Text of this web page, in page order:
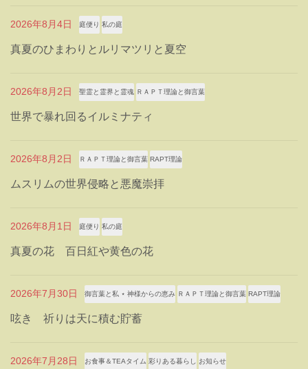
2026年8月4日 庭便り 私の庭
真夏のひまわりとルリマツリと夏空
2026年8月2日 聖霊と霊界と霊魂 ＲＡＰＴ理論と御言葉
世界で暴れ回るイルミナティ
2026年8月2日 ＲＡＰＴ理論と御言葉 RAPT理論
ムスリムの世界侵略と悪魔崇拝
2026年8月1日 庭便り 私の庭
真夏の花 百日紅や黄色の花
2026年7月30日 御言葉と私 ⋆ 神様からの恵み ＲＡＰＴ理論と御言葉 RAPT理論
呟き 祈りは天に積む貯蓄
2026年7月28日 お食事＆TEAタイム 彩りある暮らし お知らせ